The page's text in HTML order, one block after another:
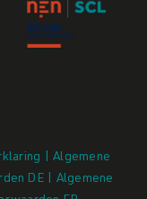
|Algemene
DE| Algemene